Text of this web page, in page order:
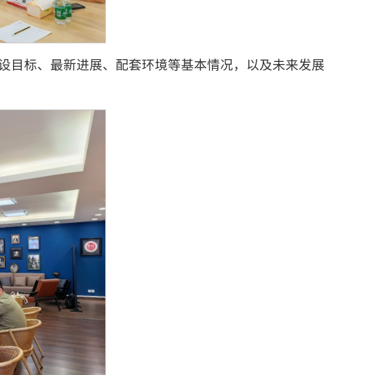
目标、最新进展、配套环境等基本情况，以及未来发展